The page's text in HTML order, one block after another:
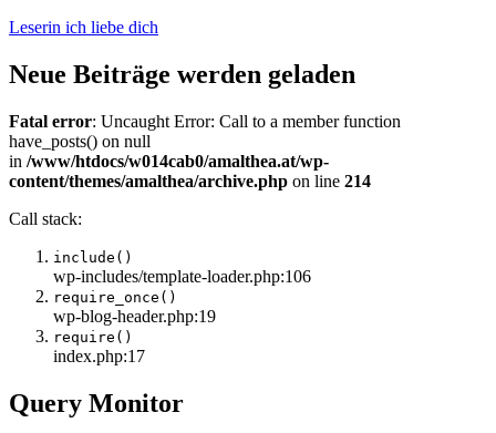
Leserin ich liebe dich
Neue Beiträge werden geladen
Fatal error: Uncaught Error: Call to a member function
have_posts() on null
in /www/htdocs/w014cab0/amalthea.at/wp-
content/themes/amalthea/archive.php on line 214
Call stack:
include()
wp-includes/template-loader.php:106
require_once()
wp-blog-header.php:19
require()
index.php:17
Query Monitor